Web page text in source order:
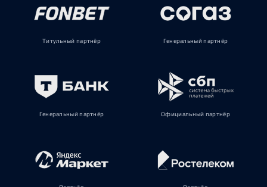
Титульный партнёр Генеральный партнёр
Генеральный партнёр Официальный партнёр